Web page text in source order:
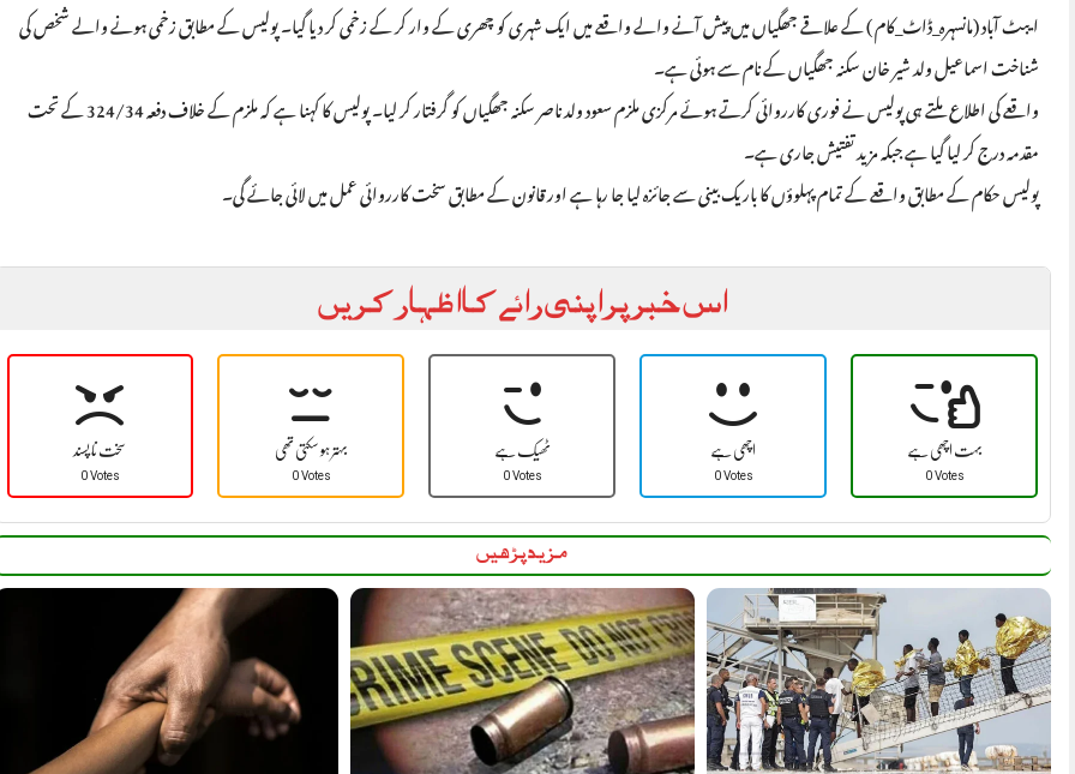
ایبٹ آباد (مانسہرہ_ڈاٹ_کام ) کے علاقے جھگیاں میں پیش آنے والے واقعے میں ایک شہری کو چھری کے وار کر کے زخمی کر دیا گیا۔ پولیس کے مطابق زخمی ہونے والے شخص کی
شناخت اسماعیل ولد شیر خان سکنہ جھگیاں کے نام سے ہوئی ہے۔
واقعے کی اطلاع ملتے ہی پولیس نے فوری کارروائی کرتے ہوئے مرکزی ملزم سعود ولد ناصر سکنہ جھگیاں کو گرفتار کر لیا۔ پولیس کا کہنا ہے کہ ملزم کے خلاف دفعہ 324/34 کے تحت
مقدمہ درج کر لیا گیا ہے جبکہ مزید تفتیش جاری ہے۔
پولیس حکام کے مطابق واقعے کے تمام پہلوؤں کا باریک بینی سے جائزہ لیا جا رہا ہے اور قانون کے مطابق سخت کارروائی عمل میں لائی جائے گی۔
اس خبر پر اپنی رائے کا اظہار کریں
سخت نا پسند
0 Votes
بہتر ہو سکتی تھی
0 Votes
ٹھیک ہے
0 Votes
اچھی ہے
0 Votes
بہت اچھی ہے
0 Votes
مزید پڑھیں